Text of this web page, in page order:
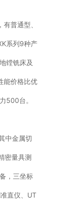
普通型、
系列9种产
镗铣床及
能价格比优
500台。
中金属切
密量具测
，三坐标
直仪、UT